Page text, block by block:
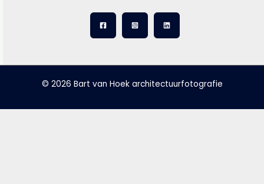
© 2026 Bart van Hoek architectuurfotografie